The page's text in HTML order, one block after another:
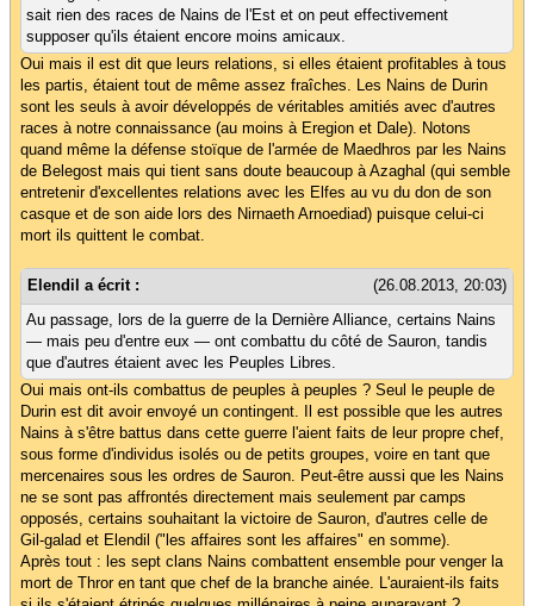
sait rien des races de Nains de l'Est et on peut effectivement
supposer qu'ils étaient encore moins amicaux.
Oui mais il est dit que leurs relations, si elles étaient profitables à tous
les partis, étaient tout de même assez fraîches. Les Nains de Durin
sont les seuls à avoir développés de véritables amitiés avec d'autres
races à notre connaissance (au moins à Eregion et Dale). Notons
quand même la défense stoïque de l'armée de Maedhros par les Nains
de Belegost mais qui tient sans doute beaucoup à Azaghal (qui semble
entretenir d'excellentes relations avec les Elfes au vu du don de son
casque et de son aide lors des Nirnaeth Arnoediad) puisque celui-ci
mort ils quittent le combat.
(26.08.2013, 20:03)
Elendil a écrit :
Au passage, lors de la guerre de la Dernière Alliance, certains Nains
— mais peu d'entre eux — ont combattu du côté de Sauron, tandis
que d'autres étaient avec les Peuples Libres.
Oui mais ont-ils combattus de peuples à peuples ? Seul le peuple de
Durin est dit avoir envoyé un contingent. Il est possible que les autres
Nains à s'être battus dans cette guerre l'aient faits de leur propre chef,
sous forme d'individus isolés ou de petits groupes, voire en tant que
mercenaires sous les ordres de Sauron. Peut-être aussi que les Nains
ne se sont pas affrontés directement mais seulement par camps
opposés, certains souhaitant la victoire de Sauron, d'autres celle de
Gil-galad et Elendil ("les affaires sont les affaires" en somme).
Après tout : les sept clans Nains combattent ensemble pour venger la
mort de Thror en tant que chef de la branche ainée. L'auraient-ils faits